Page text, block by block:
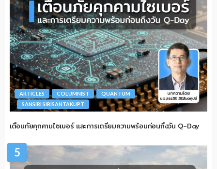
ARTICLES COLUMNIST
QUANTUM
SANSIRI SIRISANTAKUPT
เตือนภัยคุกคามไซเบอร์ และการเตรียมความพร้อมก่อนถึงวัน Q-Day
5